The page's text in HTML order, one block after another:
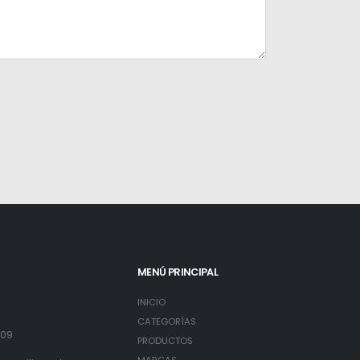
MENÚ PRINCIPAL
INICIO
CATEGORÍAS
PRODUCTOS